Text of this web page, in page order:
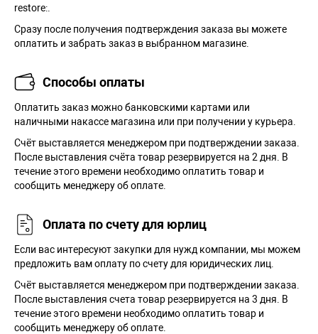
restore:.
Сразу после получения подтверждения заказа вы можете
оплатить и забрать заказ в выбранном магазине.
Способы оплаты
Оплатить заказ можно банковскими картами или
наличными накассе магазина или при получении у курьера.
Cчёт выставляется менеджером при подтверждении заказа.
После выставления счёта товар резервируется на 2 дня. В
течение этого времени необходимо оплатить товар и
сообщить менеджеру об оплате.
Оплата по счету для юрлиц
Если вас интересуют закупки для нужд компании, мы можем
предложить вам оплату по счету для юридических лиц.
Счёт выставляется менеджером при подтверждении заказа.
После выставления счета товар резервируется на 3 дня. В
течение этого времени необходимо оплатить товар и
сообщить менеджеру об оплате.